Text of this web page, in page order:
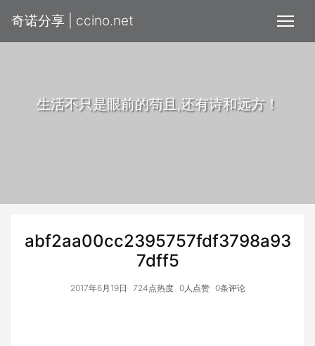
奇诺分享 | ccino.net
生活不只是眼前的苟且,还有诗和远方！
abf2aa00cc2395757fdf3798a93
7dff5
2017年6月19日 724点热度 0人点赞 0条评论